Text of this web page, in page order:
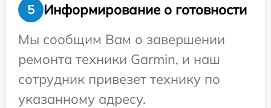
5
Информирование о готовности
Мы сообщим Вам о завершении
ремонта техники Garmin, и наш
сотрудник привезет технику по
указанному адресу.